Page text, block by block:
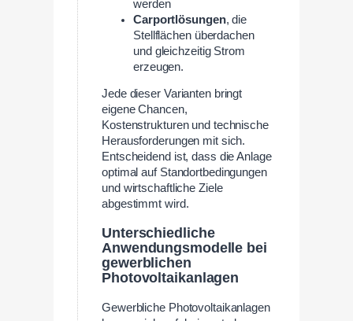
werden
Carportlösungen, die
Stellflächen überdachen
und gleichzeitig Strom
erzeugen.
Jede dieser Varianten bringt
eigene Chancen,
Kostenstrukturen und technische
Herausforderungen mit sich.
Entscheidend ist, dass die Anlage
optimal auf Standortbedingungen
und wirtschaftliche Ziele
abgestimmt wird.
Unterschiedliche
Anwendungsmodelle bei
gewerblichen
Photovoltaikanlagen
Gewerbliche Photovoltaikanlagen